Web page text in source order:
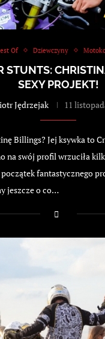
Of Dziewczyny
STUNTS:
SEXY PROJEKT!
Jędrzejak 11
Billings? Jej ksywka to
na swój profil wrzuciła
fantastycznego
jeszcze o co…